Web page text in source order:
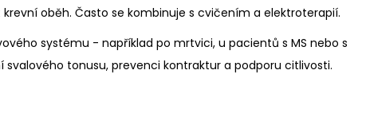
oběh. Často se kombinuje s cvičením a elektroterapií.
systému - například po mrtvici, u pacientů s MS nebo s
tonusu, prevenci kontraktur a podporu citlivosti.